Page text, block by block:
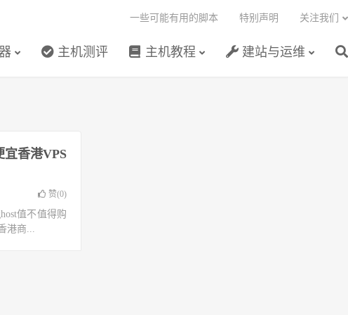
主机测评 主机教程 建站与运维
一些可能有用的脚本 特别声明 关注我们
宜香港VPS
赞(0)
值不值得购
港商...